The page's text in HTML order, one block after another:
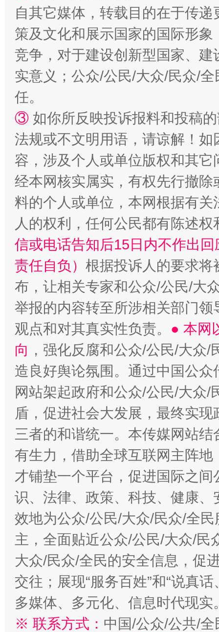
招工难、用工荒背后
自其它媒体，转载目的在于传
策及文化和展示国家的国际形
竞争，对于建设创新型国家、
实意义；公众/公民/大众/民众/
任。
③ 如你所反映投诉报料和投稿
法规或不文明用语，请谅解！
容，涉及个人或单位版权和其它
经本网核实属实，有权先行撤
料的个人或单位，本网根据有
人的权利，任何公民都有陈述
信或电话告知后15日内不作出
责任自负） 根据投诉人的要求将
布，让相关专家和公众/公民/大
举报的内容转至所涉相关部门
观点和对其真实性负责。 ● 本网
向 ，强化反腐和公众/公民/大众
造良好舆论氛围。通过中国公
网站架起政府和公众/公民/大众
盾，促进社会大发展，最终实
三者的和谐统一。本传媒网站
有生力，借助全球互联网主阵
才铺垫一个平台，促进国际之
识、法律、政策、科技、健康
效地为公众/公民/大众/民众/全
主，全面贴近公众/公民/大众/民
大众/民众/全民的安全信息，促
交往；展现“服务百姓”和“说真
多媒体、多元化、信息时代现实
※ 联系方式： 中国/公众/公共/